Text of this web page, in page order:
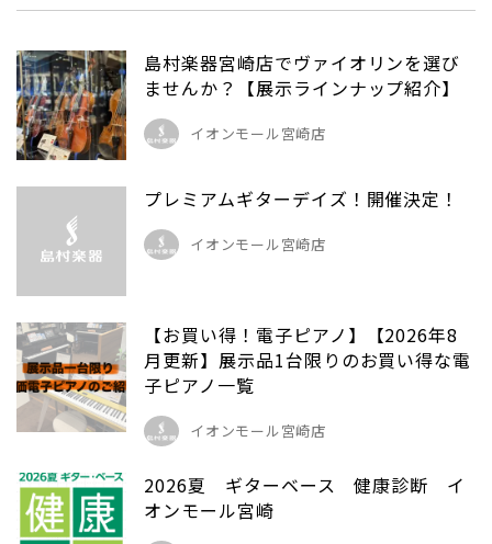
島村楽器宮崎店でヴァイオリンを選び
ませんか？【展示ラインナップ紹介】
イオンモール宮崎店
プレミアムギターデイズ！開催決定！
イオンモール宮崎店
【お買い得！電子ピアノ】【2026年8
月更新】展示品1台限りのお買い得な電
子ピアノ一覧
イオンモール宮崎店
2026夏 ギターベース 健康診断 イ
オンモール宮崎